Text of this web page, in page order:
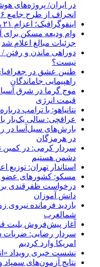
در ایران/ پروژه‌های
انحراف از طرح جامع ۱۳۸۶ به کشور آسیب زد
اینفوگرافیک؛ اعزام ۲۱ هزار زائر اربعین از آذربایجان‌شرقی
وام ودیعه مسکن
جزئیات مبالغ اعلام شد
دوراهی ماندن و رفتن /
نیست؟
طنین عشق در
راهپیمایی جاماندگان
موج گرما در شرق
قیمت انرژی
نتانیاهو: با ترامپ
عراقچی: سالی یک‌بار
در هرمزگان
سردار کرمی: در کمین
دشمن هستیم
استاندار تهران: توزیع
مسکو: کشورهای عضو
درخواست ظفرقندی
دانش آموزان
بازدید فرمانده نیروی
شمالغرب
آغاز پیش‌فروش بلیت
امریکا وارد کردیم
نشست خبری رویداد
نتایج آزمون‌های سمپاد